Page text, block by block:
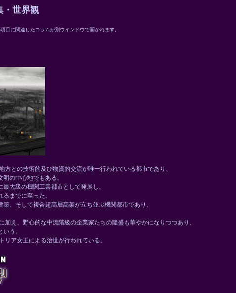
世界観
目に関連したコラムが別ウインドウで開かれます。
との技術的及び物資的交流が唯一行われている都市であり、
の中心地でもある。
大級の機関工業都市として発展し、
までに至った。
、そして複合超高層高架が立ち並ぶ機関都市であり、
え、野心的な中流階級の企業家たちの隆盛も華やかになりつつあり、
う。
ア女王による治世が行われている。